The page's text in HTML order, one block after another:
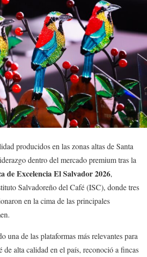
producidos en las zonas altas de Santa
dentro del mercado premium tras la
de Excelencia El Salvador 2026,
Salvadoreño del Café (ISC), donde tres
en la cima de las principales
una de las plataformas más relevantes para
de alta calidad en el país, reconoció a fincas